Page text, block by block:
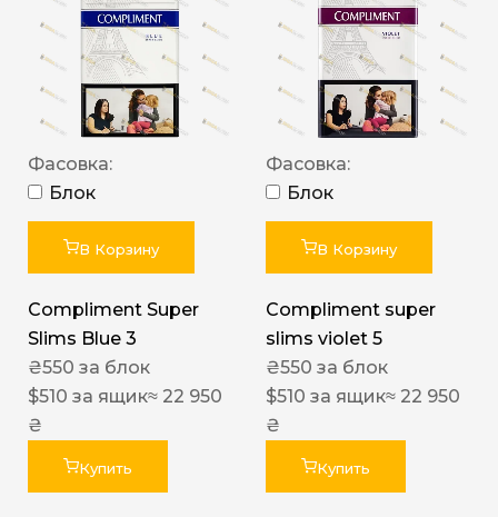
Фасовка:
Блок
В Корзину
Compliment Super
Slims Blue 3
₴550 за блок
$510 за ящик≈ 22 950
₴
Купить
Фасовка:
Блок
В Корзину
Compliment super
slims violet 5
₴550 за блок
$510 за ящик≈ 22 950
₴
Купить